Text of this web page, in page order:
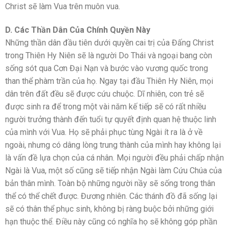
Christ sẽ làm Vua trên muôn vua.
D. Các Thần Dân Của Chính Quyền Này
Những thần dân đầu tiên dưới quyền cai trị của Đấng Christ
trong Thiên Hy Niên sẽ là người Do Thái và ngoại bang còn
sống sót qua Cơn Đại Nạn và bước vào vương quốc trong
than thể phàm trần của họ. Ngay tại đầu Thiên Hy Niên, mọi
dân trên đất đều sẽ được cứu chuộc. Dĩ nhiên, con trẻ sẽ
được sinh ra để trong một vài năm kế tiếp sẽ có rất nhiều
người trưởng thành đến tuổi tự quyết định quan hệ thuộc linh
của mình với Vua. Họ sẽ phải phục tùng Ngài ít ra là ở về
ngoài, nhưng có dâng lòng trung thành của mình hay không lại
là vấn đề lựa chọn của cá nhân. Mọi người đều phải chấp nhận
Ngài là Vua, một số cũng sẽ tiếp nhận Ngài làm Cứu Chúa của
bản thân mình. Toàn bộ những người nầy sẽ sống trong thân
thể có thể chết được. Đương nhiên. Các thánh đồ đã sống lại
sẽ có thân thể phục sinh, không bị ràng buộc bởi những giới
hạn thuộc thể. Điều này cũng có nghĩa họ sẽ không góp phần